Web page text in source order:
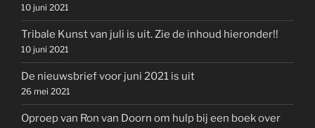
10 juni 2021
Tribale Kunst van juli is uit. Zie de inhoud hieronder!!
10 juni 2021
De nieuwsbrief voor juni 2021 is uit
26 mei 2021
Oproep van Ron van Doorn om hulp bij een boek over